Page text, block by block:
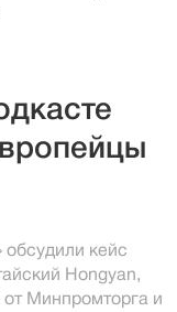
обсудили кейс
Hongyan,
от Минпромторга и